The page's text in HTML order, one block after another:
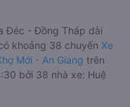
Đéc - Đồng Tháp dài
khoảng 38 chuyến Xe
Mới - An Giang trên
bởi 38 nhà xe: Huệ